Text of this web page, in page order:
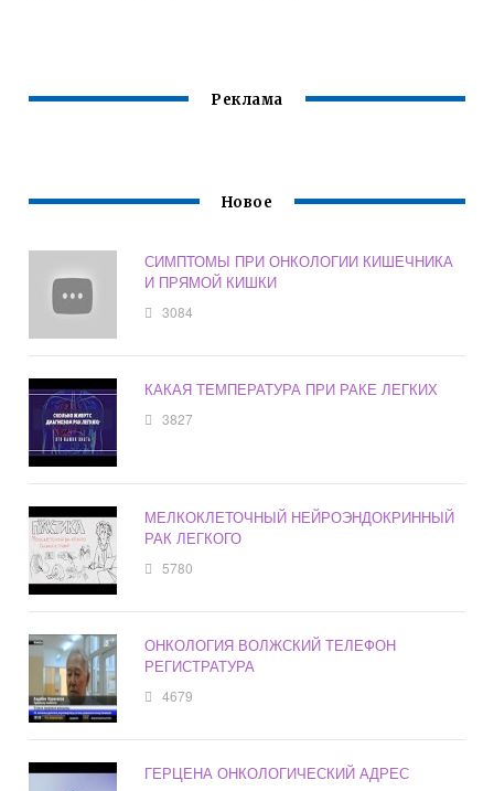
Реклама
Новое
СИМПТОМЫ ПРИ ОНКОЛОГИИ КИШЕЧНИКА
И ПРЯМОЙ КИШКИ
3084
КАКАЯ ТЕМПЕРАТУРА ПРИ РАКЕ ЛЕГКИХ
3827
МЕЛКОКЛЕТОЧНЫЙ НЕЙРОЭНДОКРИННЫЙ
РАК ЛЕГКОГО
5780
ОНКОЛОГИЯ ВОЛЖСКИЙ ТЕЛЕФОН
РЕГИСТРАТУРА
4679
ГЕРЦЕНА ОНКОЛОГИЧЕСКИЙ АДРЕС